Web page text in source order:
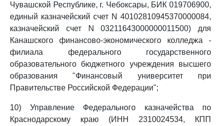
Чувашской Республике, г. Чебоксары, БИК 019706900,
единый казначейский счет N 40102810945370000084,
казначейский счет N 03211643000000011500) для
Канашского финансово-экономического колледжа -
филиала федерального государственного
образовательного бюджетного учреждения высшего
образования "Финансовый университет при
Правительстве Российской Федерации";
10) Управление Федерального казначейства по
Краснодарскому краю (ИНН 2310024534, КПП